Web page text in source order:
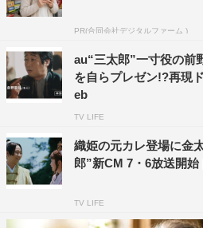
秘めている、言うに言えないこ
いと思います！『やってみよう
ちになってほしい。また、作詞
ひ注目してください」と楽曲へ
「歌いまわしも、やめさせたい
た。やってみたいという気持ち
いう気持ちが生まれないので、
大切ということで、自分たちか
れとお願いしました」とレコー
メントした。
PR(合同会社デジタルファーム )
au“三太郎”一寸役の前
を自らプレゼン!?再現
eb
TV LIFE
織姫の元カレ登場に金
郎”新CM 7・6放送開
TV LIFE